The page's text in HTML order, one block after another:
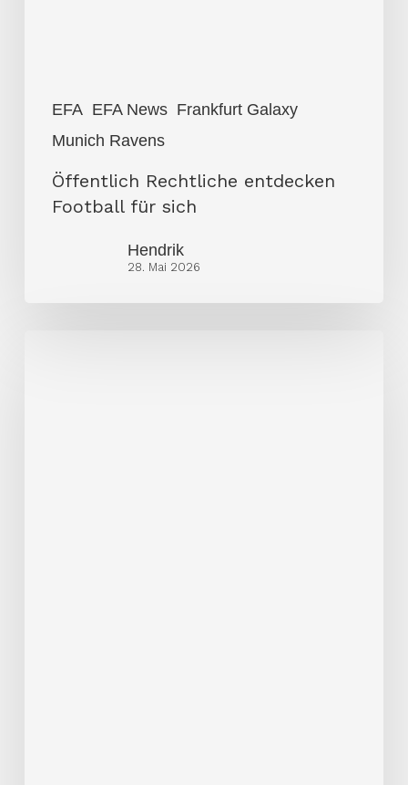
EFA EFA News Frankfurt Galaxy
Munich Ravens
Öffentlich Rechtliche entdecken
Football für sich
Hendrik
28. Mai 2026